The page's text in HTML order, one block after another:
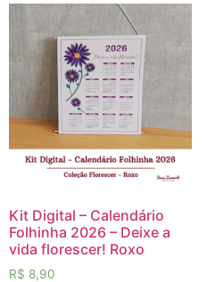
Kit Digital – Calendário
Folhinha 2026 – Deixe a
vida florescer! Roxo
R$ 8,90